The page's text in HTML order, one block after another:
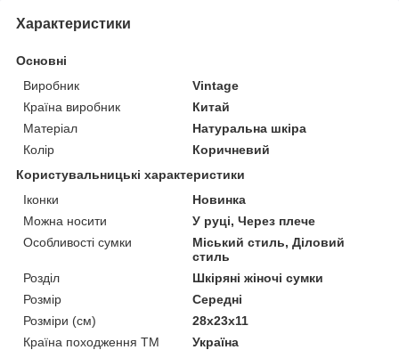
Характеристики
Основні
Виробник
Vintage
Країна виробник
Китай
Матеріал
Натуральна шкіра
Колір
Коричневий
Користувальницькі характеристики
Іконки
Новинка
Можна носити
У руці, Через плече
Особливості сумки
Міський стиль, Діловий
стиль
Розділ
Шкіряні жіночі сумки
Розмір
Середні
Розміри (см)
28х23х11
Країна походження ТМ
Україна